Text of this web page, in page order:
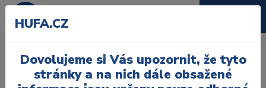
Úvod Zuby
AcryRock
AcryRock frontální D 6 ks I51, A2
HUFA.CZ
Dovolujeme si Vás upozornit, že tyto
stránky a na nich dále obsažené